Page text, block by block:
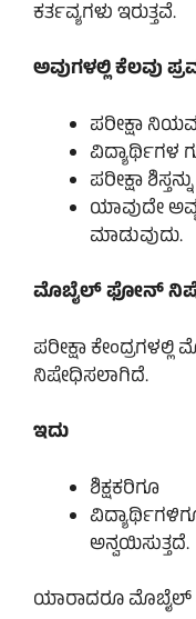
ಕರ್ತವ್ಯಗಳು ಇರುತ್ತವೆ.
ಅವುಗಳಲ್ಲಿ ಕೆಲವು
ಪರೀಕ್ಷಾ
ವಿದ್ಯಾರ್ಥಿಗಳ
ಪರೀಕ್ಷಾ
ಯಾವುದೇ
ಮಾಡುವುದು.
ಮೊಬೈಲ್ ಫೋನ್
ಪರೀಕ್ಷಾ
ನಿಷೇಧಿಸಲಾಗಿದೆ.
ಇದು
ಶಿಕ್ಷಕರಿಗೂ
ಅನ್ವಯಿಸುತ್ತದೆ.
ಯಾರಾದರೂ